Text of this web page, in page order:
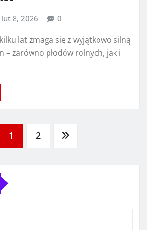
lut 8, 2026 0
lat zmaga się z wyjątkowo silną
– zarówno płodów rolnych, jak i
1 2